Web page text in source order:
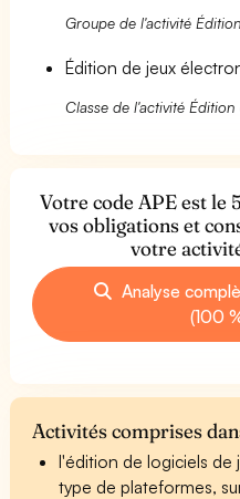
Groupe de l'activité
Édition de jeux
Classe de l'activité
Votre code APE est le
vos obligations et
votre
Analyse
(100
Activités comprises
l'édition de logiciels de
type de plateformes,